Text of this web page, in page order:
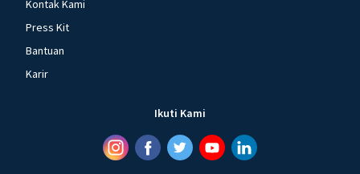
Kontak Kami
Press Kit
Bantuan
Karir
Ikuti Kami